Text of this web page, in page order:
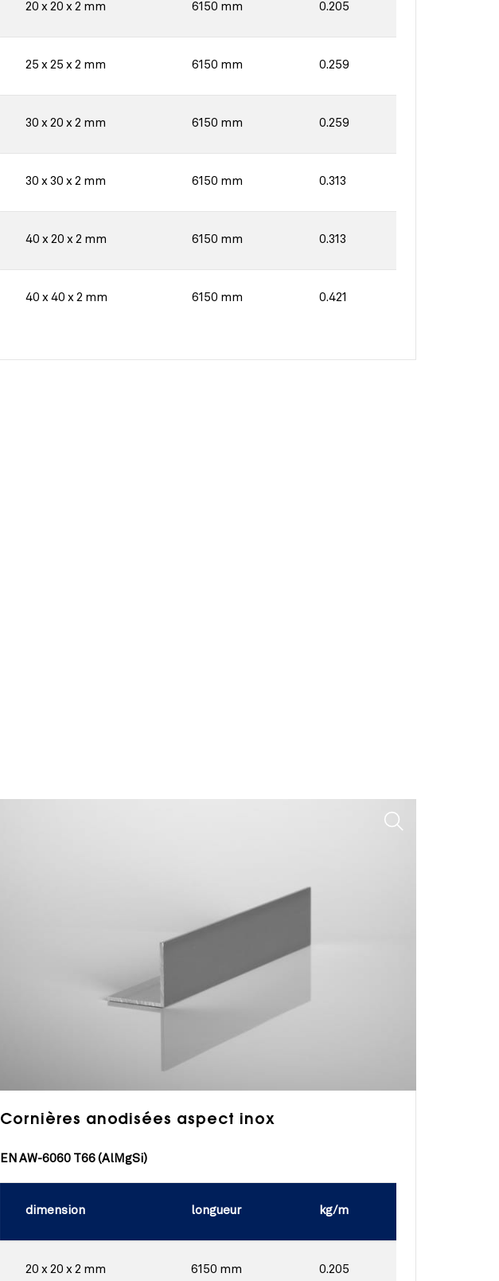
20 x 20 x 2 mm 6150 mm 0.205
25 x 25 x 2 mm 6150 mm 0.259
30 x 20 x 2 mm 6150 mm 0.259
30 x 30 x 2 mm 6150 mm 0.313
40 x 20 x 2 mm 6150 mm 0.313
40 x 40 x 2 mm 6150 mm 0.421
Cornières anodisées aspect inox
EN AW-6060 T66 (AlMgSi)
dimension longueur kg/m
20 x 20 x 2 mm 6150 mm 0.205